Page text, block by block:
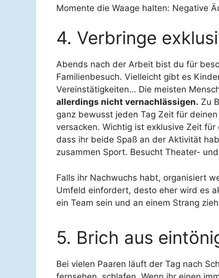
Momente die Waage halten: Negative
4. Verbringe
Abends nach der Arbeit bist du für
Familienbesuch. Vielleicht gibt es
Vereinstätigkeiten… Die meisten
allerdings nicht vernachlässigen. Zu
ganz bewusst jeden Tag Zeit für
versacken. Wichtig ist exklusive Zeit
dass ihr beide Spaß an der Aktivität
zusammen Sport. Besucht Theater-
Falls ihr Nachwuchs habt, organisiert
Umfeld einfordert, desto eher wird es
ein Team sein und an einem Strang
5. Brich aus
Bei vielen Paaren läuft der Tag nach